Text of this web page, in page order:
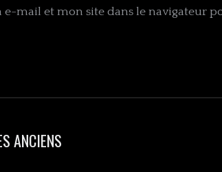
mail et mon site dans le navigateur
ANCIENS